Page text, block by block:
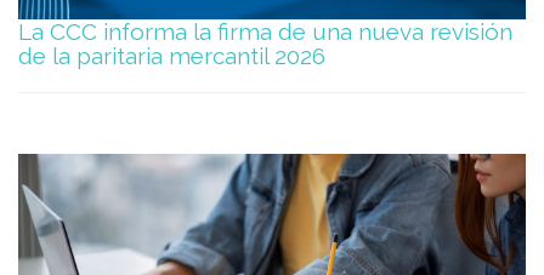
La CCC informa la firma de una nueva revisión
de la paritaria mercantil 2026